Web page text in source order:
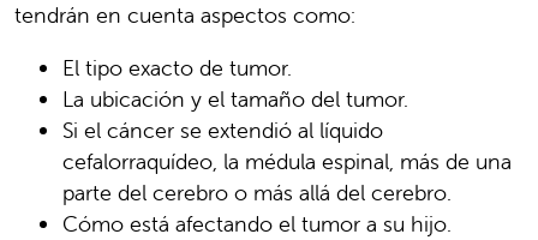
tendrán en cuenta aspectos como:
El tipo exacto de tumor.
La ubicación y el tamaño del tumor.
Si el cáncer se extendió al líquido
cefalorraquídeo, la médula espinal, más de una
parte del cerebro o más allá del cerebro.
Cómo está afectando el tumor a su hijo.